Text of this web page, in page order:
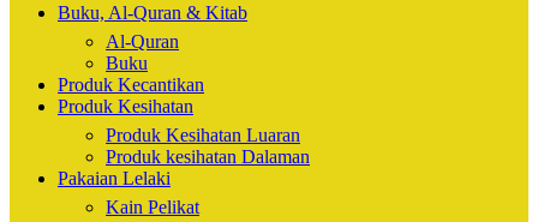
Buku, Al-Quran & Kitab
Al-Quran
Buku
Produk Kecantikan
Produk Kesihatan
Produk Kesihatan Luaran
Produk kesihatan Dalaman
Pakaian Lelaki
Kain Pelikat